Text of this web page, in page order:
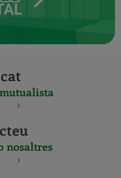
nosaltres